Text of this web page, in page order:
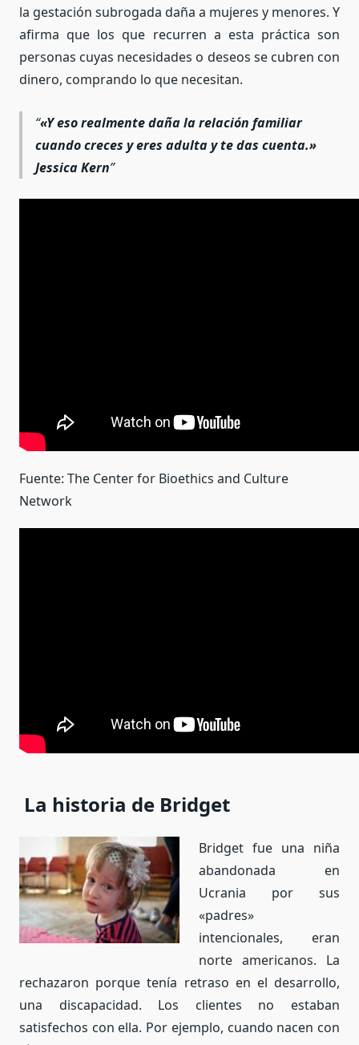
la gestación subrogada daña a mujeres y menores. Y
afirma que los que recurren a esta práctica son
personas cuyas necesidades o deseos se cubren con
dinero, comprando lo que necesitan.
«Y eso realmente daña la relación familiar
cuando creces y eres adulta y te das cuenta.»
Jessica Kern
Fuente: The Center for Bioethics and Culture
Network
La historia de Bridget
Bridget fue una niña
abandonada en
Ucrania por sus
«padres»
intencionales, eran
norte americanos. La
rechazaron porque tenía retraso en el desarrollo,
una discapacidad. Los clientes no estaban
satisfechos con ella. Por ejemplo, cuando nacen con